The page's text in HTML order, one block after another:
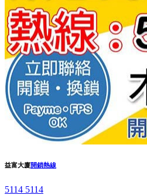
益富大廈開鎖熱線
5114 5114